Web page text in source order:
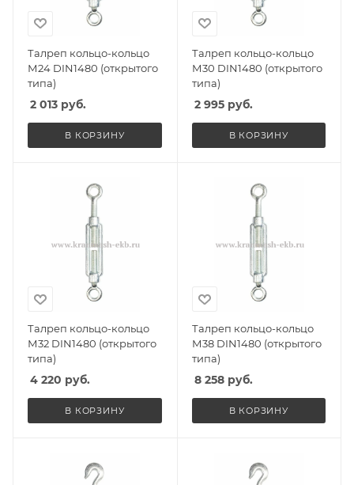
Талреп кольцо-кольцо
М24 DIN1480 (открытого
типа)
2 013 руб.
В КОРЗИНУ
Талреп кольцо-кольцо
М30 DIN1480 (открытого
типа)
2 995руб.
В КОРЗИНУ
Талреп кольцо-кольцо
М32 DIN1480 (открытого
типа)
4 220 руб.
В КОРЗИНУ
Талреп кольцо-кольцо
М38 DIN1480 (открытого
типа)
8 258руб.
В КОРЗИНУ